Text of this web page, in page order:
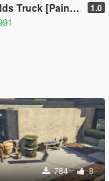
Truck [Paint Job] 1.0
784 8